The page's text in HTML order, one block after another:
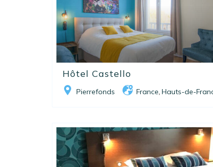
Hôtel Castello
Pierrefonds France Hauts-de-